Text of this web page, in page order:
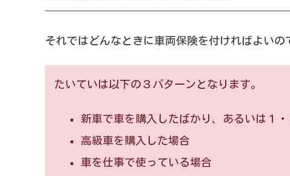
それではどんなときに車両保険を付ければよいの
たいていは以下の３パターンとなります。
新車で車を購入したばかり、あるいは１
高級車を購入した場合
車を仕事で使っている場合